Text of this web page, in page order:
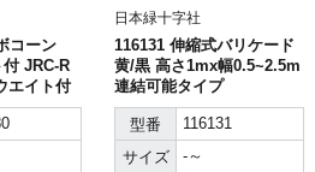
コーン
JRC-R
エイト付
日本緑十字社
116131 伸縮式バリケード
黄/黒 高さ1mx幅0.5~2.5m
連結可能タイプ
型番
116131
サイズ
-～